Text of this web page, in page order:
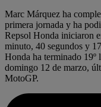
Marc Márquez ha
primera jornada y ha
Repsol Honda iniciaron
minuto, 40 segundos y
Honda ha terminado 19º
domingo 12 de marzo,
MotoGP.